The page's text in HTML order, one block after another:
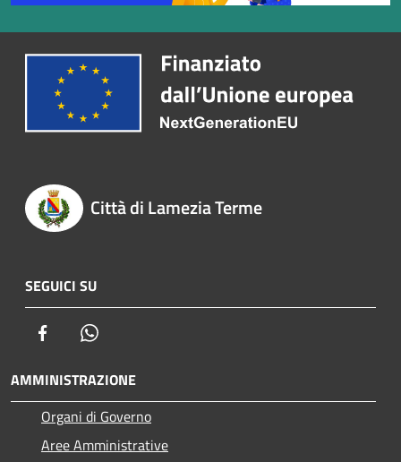
Città di Lamezia Terme
SEGUICI SU
Facebook
AMMINISTRAZIONE
Organi di Governo
Aree Amministrative